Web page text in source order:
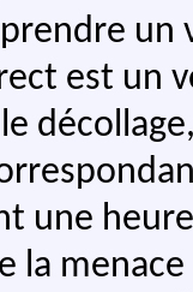
est un
une
la